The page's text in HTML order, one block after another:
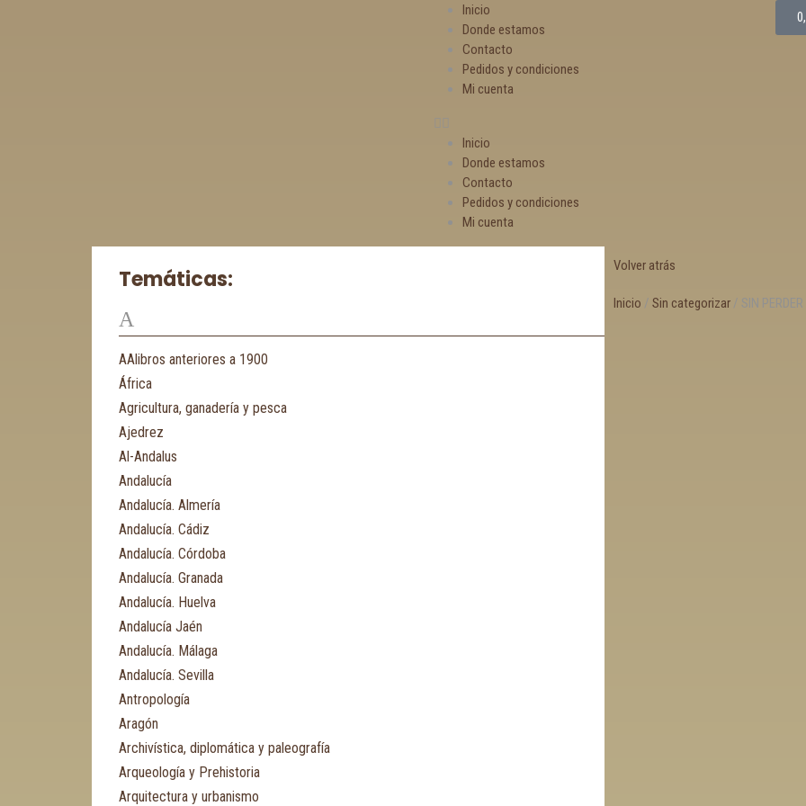
Inicio
Donde estamos
Contacto
Pedidos y condiciones
Mi cuenta
Inicio
Donde estamos
Contacto
Pedidos y condiciones
Mi cuenta
Temáticas:
A
AAlibros anteriores a 1900
África
Agricultura, ganadería y pesca
Ajedrez
Al-Andalus
Andalucía
Andalucía. Almería
Andalucía. Cádiz
Andalucía. Córdoba
Andalucía. Granada
Andalucía. Huelva
Andalucía Jaén
Andalucía. Málaga
Andalucía. Sevilla
Antropología
Aragón
Archivística, diplomática y paleografía
Arqueología y Prehistoria
Arquitectura y urbanismo
Volver atrás
Inicio / Sin categorizar / SIN